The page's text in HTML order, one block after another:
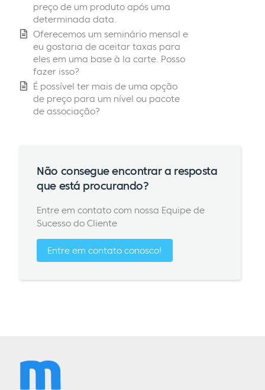
preço de um produto após uma
determinada data.
Oferecemos um seminário mensal e
eu gostaria de aceitar taxas para
eles em uma base à la carte. Posso
fazer isso?
É possível ter mais de uma opção
de preço para um nível ou pacote
de associação?
Não consegue encontrar a resposta
que está procurando?
Entre em contato com nossa Equipe de
Sucesso do Cliente
Entre em contato conosco!